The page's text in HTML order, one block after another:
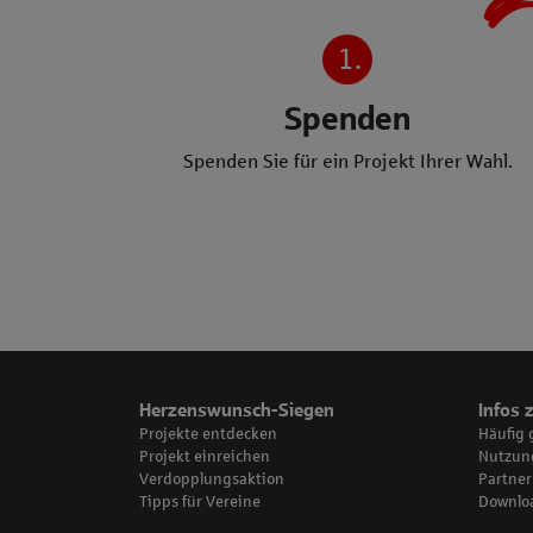
1.
Spenden
Spenden Sie für ein Projekt Ihrer Wahl.
Herzenswunsch-Siegen
Projekte entdecken
Projekt einreichen
Verdopplungsaktion
Tipps für Vereine
Infos
Häufig
Partner